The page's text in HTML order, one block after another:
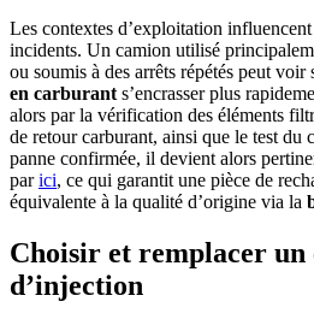
Les contextes d’exploitation
incidents. Un camion utilisé
ou soumis à des arrêts répétés peut voir
en carburants’encrasser plus
alors par la vérification des éléments
de retour carburant, ainsi que le test du
panne confirmée, il devient alors
parici, ce qui garantit une pièce de
équivalente à la qualité d’origine via la
Choisir et remplacer un
d’injection